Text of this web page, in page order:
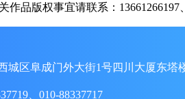
作品版权事宜请联系：13661266197
城区阜成门外大街1号四川大厦东塔
、010-88337717